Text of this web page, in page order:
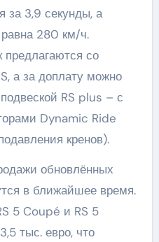
за 3,9 секунды, а
280 км/ч.
со
а за доплату можно
RS plus – с
Dynamic Ride
кренов).
обновлённых
в ближайшее время.
5 Coupé и RS 5
тыс. евро, что